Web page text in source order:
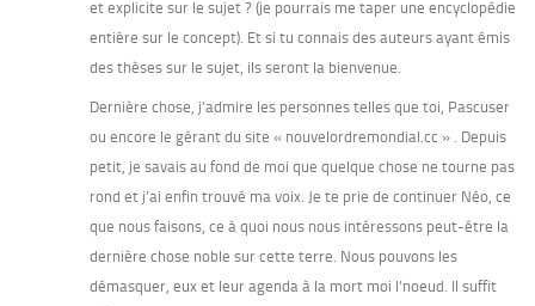
et explicite sur le sujet ? (je pourrais me taper une encyclopédie
entière sur le concept). Et si tu connais des auteurs ayant émis
des thèses sur le sujet, ils seront la bienvenue.
Dernière chose, j’admire les personnes telles que toi, Pascuser
ou encore le gérant du site « nouvelordremondial.cc » . Depuis
petit, je savais au fond de moi que quelque chose ne tourne pas
rond et j’ai enfin trouvé ma voix. Je te prie de continuer Néo, ce
que nous faisons, ce à quoi nous nous intéressons peut-être la
dernière chose noble sur cette terre. Nous pouvons les
démasquer, eux et leur agenda à la mort moi l’noeud. Il suffit